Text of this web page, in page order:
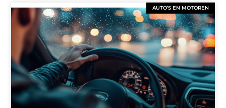
AUTO’S EN MOTOREN